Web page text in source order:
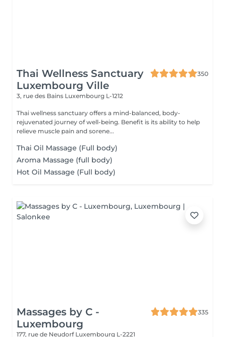
Thai Wellness Sanctuary
Luxembourg Ville
350
3, rue des Bains Luxembourg L-1212
Thai wellness sanctuary offers a mind-balanced, body-
rejuvenated journey of well-being. Benefit is its ability to help
relieve muscle pain and sorene...
Thai Oil Massage (Full body)
Aroma Massage (full body)
Hot Oil Massage (Full body)
Massages by C -
Luxembourg
335
177, rue de Neudorf Luxembourg L-2221